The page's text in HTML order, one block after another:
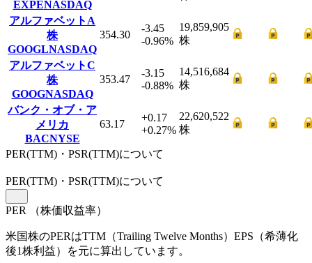
EXPENASDAQ
アルファベットA
株
GOOGLNASDAQ
354.30
-3.45
-0.96%
19,859,905
株
アルファベットC
株
GOOGNASDAQ
353.47
-3.15
-0.88%
14,516,684
株
バンク・オブ・ア
メリカ
BACNYSE
63.17
+0.17
+0.27%
22,620,522
株
PER(TTM)・PSR(TTM)について
PER(TTM) ・PSR(TTM)について
PER （株価収益率）
米国株のPERはTTM（Trailing Twelve Months）EPS（希薄化
後1株利益）を元に算出しています。